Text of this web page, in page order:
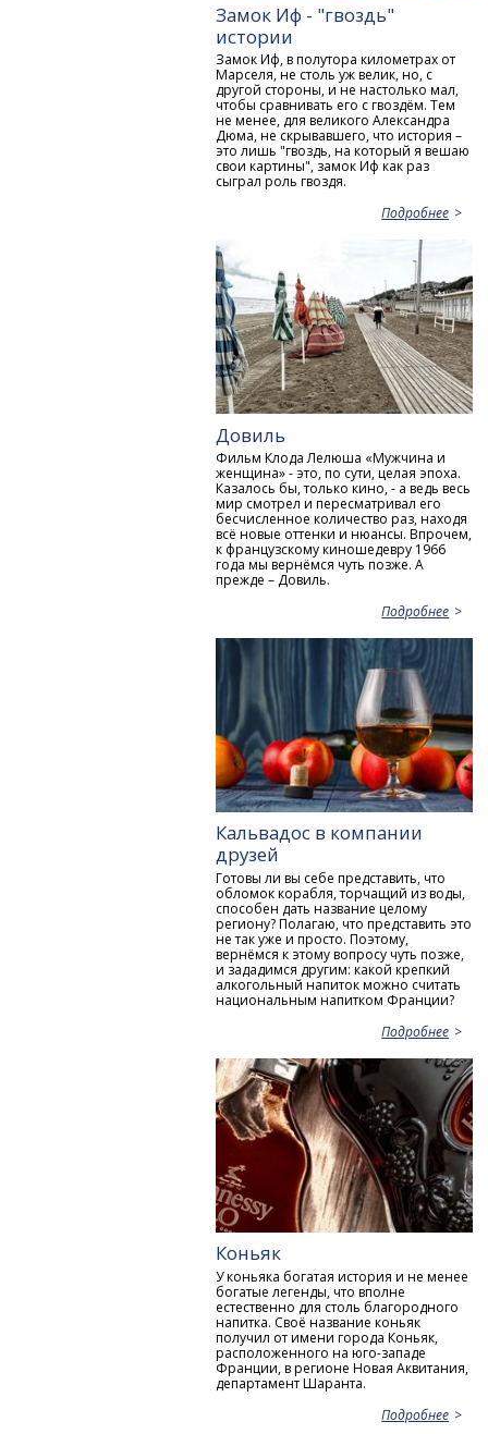
Замок Иф - "гвоздь"
истории
Замок Иф, в полутора километрах от
Марселя, не столь уж велик, но, с
другой стороны, и не настолько мал,
чтобы сравнивать его с гвоздём. Тем
не менее, для великого Александра
Дюма, не скрывавшего, что история –
это лишь "гвоздь, на который я вешаю
свои картины", замок Иф как раз
сыграл роль гвоздя.
Подробнее
Довиль
Фильм Клода Лелюша «Мужчина и
женщина» - это, по сути, целая эпоха.
Казалось бы, только кино, - а ведь весь
мир смотрел и пересматривал его
бесчисленное количество раз, находя
всё новые оттенки и нюансы. Впрочем,
к французскому киношедевру 1966
года мы вернёмся чуть позже. А
прежде – Довиль.
Подробнее
Кальвадос в компании
друзей
Готовы ли вы себе представить, что
обломок корабля, торчащий из воды,
способен дать название целому
региону? Полагаю, что представить это
не так уже и просто. Поэтому,
вернёмся к этому вопросу чуть позже,
и зададимся другим: какой крепкий
алкогольный напиток можно считать
национальным напитком Франции?
Подробнее
Коньяк
У коньяка богатая история и не менее
богатые легенды, что вполне
естественно для столь благородного
напитка. Своё название коньяк
получил от имени города Коньяк,
расположенного на юго-западе
Франции, в регионе Новая Аквитания,
департамент Шаранта.
Подробнее